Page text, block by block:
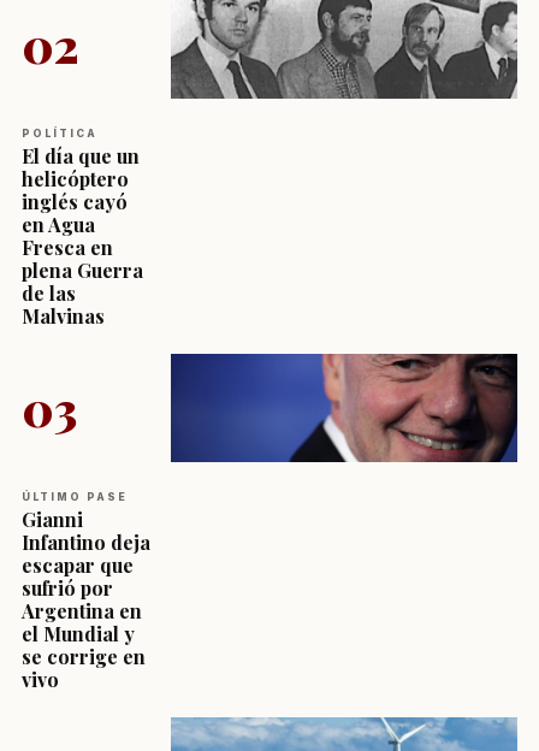
02
POLÍTICA
El día que un
helicóptero
inglés cayó
en Agua
Fresca en
plena Guerra
de las
Malvinas
03
ÚLTIMO PASE
Gianni
Infantino deja
escapar que
sufrió por
Argentina en
el Mundial y
se corrige en
vivo